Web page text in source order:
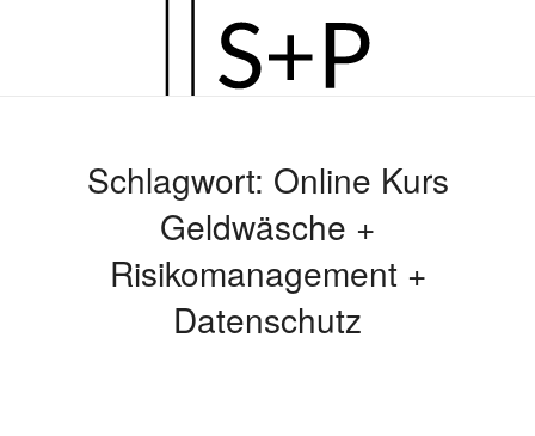
Hauptinhalt
Schlagwort: Online Kurs
Geldwäsche +
Risikomanagement +
Datenschutz